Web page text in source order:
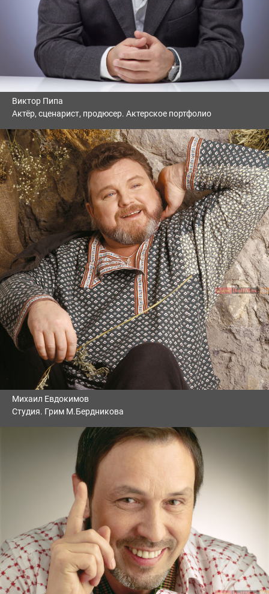
Виктор Пипа
Актёр, сценарист, продюсер. Актерское портфолио
Михаил Евдокимов
Студия. Грим М.Бердникова